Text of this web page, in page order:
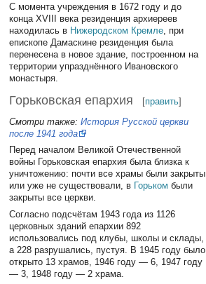
С момента учреждения в 1672 году и до
конца XVIII века резиденция архиереев
находилась в Нижеродском Кремле , при
епископе Дамаскине резиденция была
перенесена в новое здание, построенном на
территории упразднённого Ивановского
монастыря.
Горьковская епархия [править]
Смотри также:История Русской церкви
после 1941 года
Перед началом Великой Отечественной
войны Горьковская епархия была близка к
уничтожению: почти все храмы были закрыты
или уже не существовали, в Горьком были
закрыты все церкви.
Согласно подсчётам 1943 года из 1126
церковных зданий епархии 892
использовались под клубы, школы и склады,
а 228 разрушались, пустуя. В 1945 году было
открыто 13 храмов, 1946 году — 6, 1947 году
— 3, 1948 году — 2 храма.